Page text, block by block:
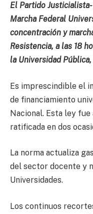
El Partido
Marcha Federal
concentración y
Resistencia, a las 18
la Universidad
Es imprescindible el
de financiamiento
Nacional. Esta ley
ratificada en dos
La norma actualiza
del sector docente y
Universidades.
Los continuos